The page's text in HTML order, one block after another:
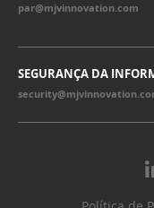
SEGURANÇA DA
Política de